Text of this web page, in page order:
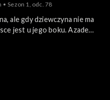
Sezon 1, odc. 78
ale gdy dziewczyna nie ma
jest u jego boku. Azade
że to Baran jest głową